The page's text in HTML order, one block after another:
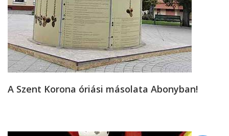
A Szent Korona óriási másolata Abonyban!